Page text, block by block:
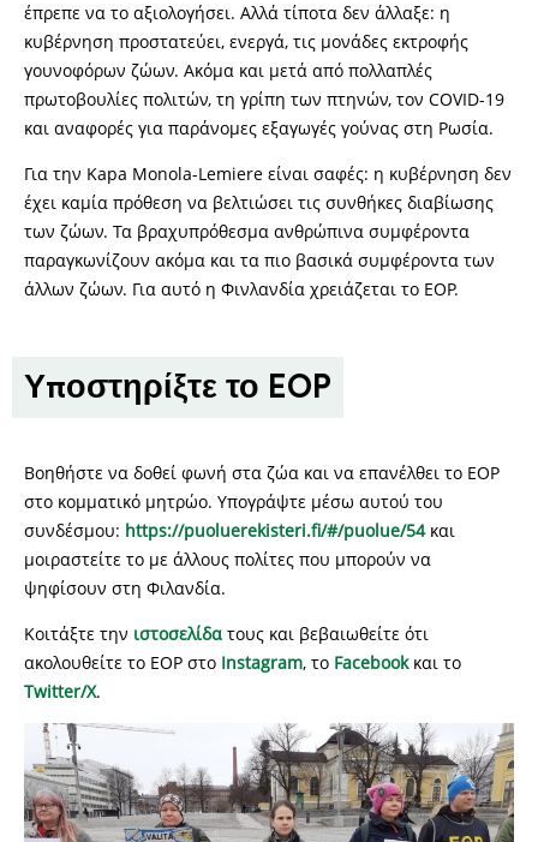
έπρεπε να το αξιολογήσει. Αλλά τίποτα δεν άλλαξε: η
κυβέρνηση προστατεύει, ενεργά, τις μονάδες εκτροφής
γουνοφόρων ζώων. Ακόμα και μετά από πολλαπλές
πρωτοβουλίες πολιτών, τη γρίπη των πτηνών, τον COVID-19
και αναφορές για παράνομες εξαγωγές γούνας στη Ρωσία.
Για την Kapa Monola-Lemiere είναι σαφές: η κυβέρνηση δεν
έχει καμία πρόθεση να βελτιώσει τις συνθήκες διαβίωσης
των ζώων. Τα βραχυπρόθεσμα ανθρώπινα συμφέροντα
παραγκωνίζουν ακόμα και τα πιο βασικά συμφέροντα των
άλλων ζώων. Για αυτό η Φινλανδία χρειάζεται το EOP.
Υποστηρίξτε το EOP
Βοηθήστε να δοθεί φωνή στα ζώα και να επανέλθει το EOP
στο κομματικό μητρώο. Υπογράψτε μέσω αυτού του
συνδέσμου: https://puoluerekisteri.fi/#/puolue/54και
μοιραστείτε το με άλλους πολίτες που μπορούν να
ψηφίσουν στη Φιλανδία.
Κοιτάξτε την ιστοσελίδα τους και βεβαιωθείτε ότι
ακολουθείτε το EOP στο Instagram, το Facebookκαι το
Twitter/X.